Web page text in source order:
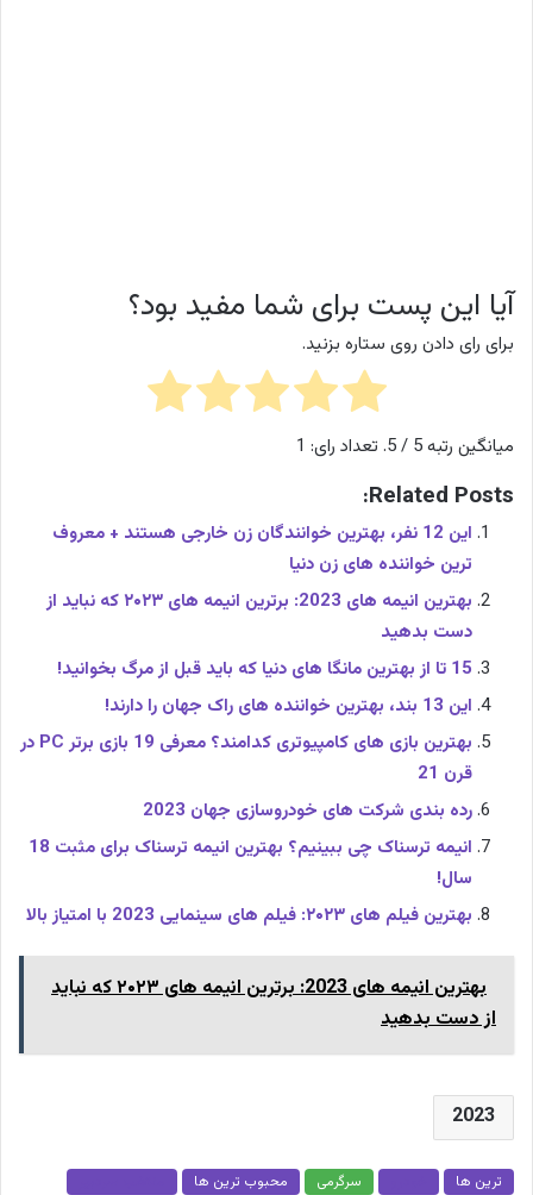
آیا این پست برای شما مفید بود؟
برای رای دادن روی ستاره بزنید.
میانگین رتبه5 / 5. تعداد رای: 1
Related Posts:
این 12 نفر، بهترین خوانندگان زن خارجی هستند + معروف
ترین خواننده های زن دنیا
بهترین انیمه های 2023: برترین انیمه های ۲۰۲۳ که نباید از
دست بدهید
15 تا از بهترین مانگا های دنیا که باید قبل از مرگ بخوانید!
این 13 بند، بهترین خواننده های راک جهان را دارند!
بهترین بازی های کامپیوتری کدامند؟ معرفی 19 بازی برتر PC در
قرن 21
رده بندی شرکت های خودروسازی جهان 2023
انیمه ترسناک چی ببینیم؟ بهترین انیمه ترسناک برای مثبت 18
سال!
بهترین فیلم های ۲۰۲۳: فیلم های سینمایی 2023 با امتیاز بالا
بهترین انیمه های 2023: برترین انیمه های ۲۰۲۳ که نباید
از دست بدهید
2023
ترین ها سرگرمی محبوب ترین ها